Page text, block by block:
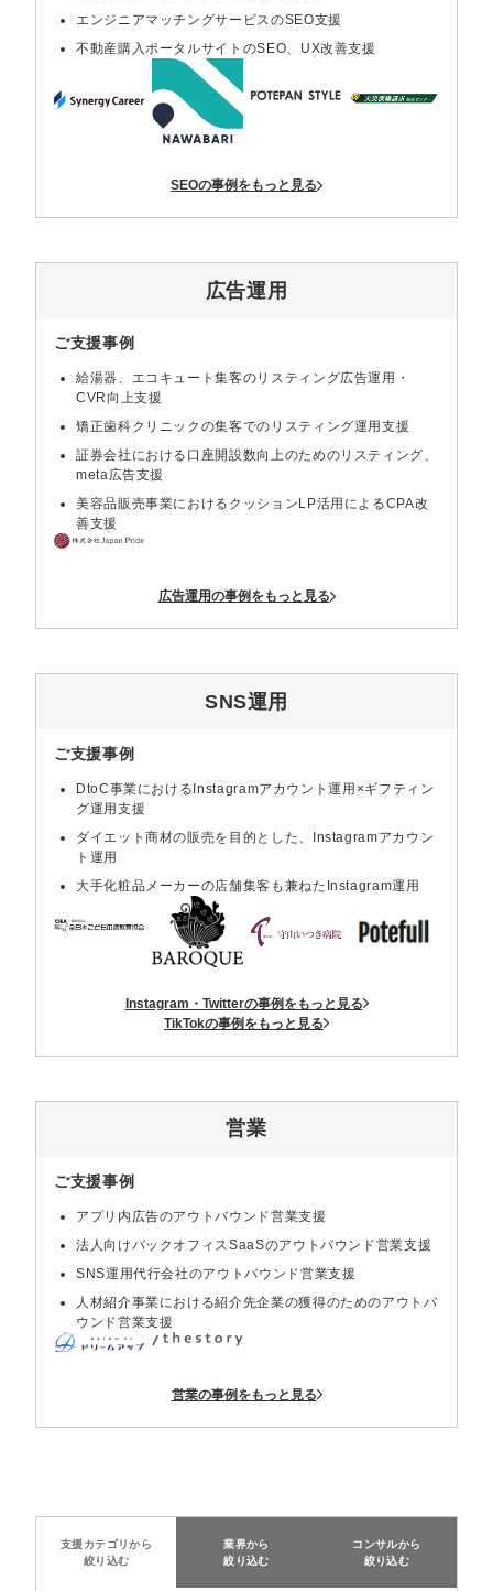
エンジニアマッチングサービスのSEO支援
不動産購入ポータルサイトのSEO、UX改善支援
SEOの事例をもっと見る
広告運用
ご支援事例
給湯器、エコキュート集客のリスティング広告運用・
CVR向上支援
矯正歯科クリニックの集客でのリスティング運用支援
証券会社における口座開設数向上のためのリスティング、
meta広告支援
美容品販売事業におけるクッションLP活用によるCPA改
善支援
広告運用の事例をもっと見る
SNS運用
ご支援事例
DtoC事業におけるInstagramアカウント運用×ギフティン
グ運用支援
ダイエット商材の販売を目的とした、Instagramアカウン
ト運用
大手化粧品メーカーの店舗集客も兼ねたInstagram運用
Instagram・Twitterの事例をもっと見る
TikTokの事例をもっと見る
営業
ご支援事例
アプリ内広告のアウトバウンド営業支援
法人向けバックオフィスSaaSのアウトバウンド営業支援
SNS運用代行会社のアウトバウンド営業支援
人材紹介事業における紹介先企業の獲得のためのアウトバ
ウンド営業支援
営業の事例をもっと見る
支援カテゴリから
絞り込む
業界から
絞り込む
コンサルから
絞り込む